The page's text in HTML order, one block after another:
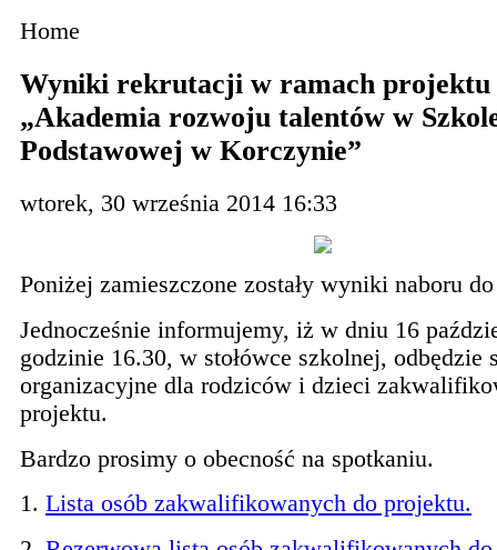
Home
Wyniki rekrutacji w ramach projektu
„Akademia rozwoju talentów w
Podstawowej w Korczynie”
wtorek, 30 września 2014 16:33
Poniżej zamieszczone zostały wyniki naboru
Jednocześnie informujemy, iż w dniu 16
godzinie 16.30, w stołówce szkolnej, odbędzie
organizacyjne dla rodziców i dzieci
projektu.
Bardzo prosimy o obecność na spotkaniu.
1. Lista osób zakwalifikowanych do projektu.